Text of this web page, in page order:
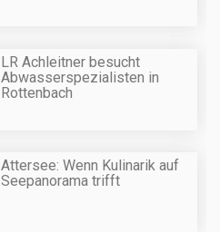
LR Achleitner besucht
Abwasserspezialisten in
Rottenbach
Attersee: Wenn Kulinarik auf
Seepanorama trifft